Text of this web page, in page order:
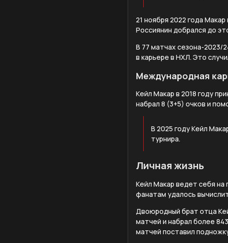
21 ноября 2022 года
Россиянин добрался до
В 77 матчах сезона-2023/
в карьере в НХЛ. Это
Международная
Кейл Макар в 2018 году
набрал 8 (3+5) очков и
В 2025 году Кейл
турнира.
Личная жизнь
Кейл Макар ведет себя на
фанатам удалось
Двоюродный брат отца
матчей и набрал более
матчей поставил